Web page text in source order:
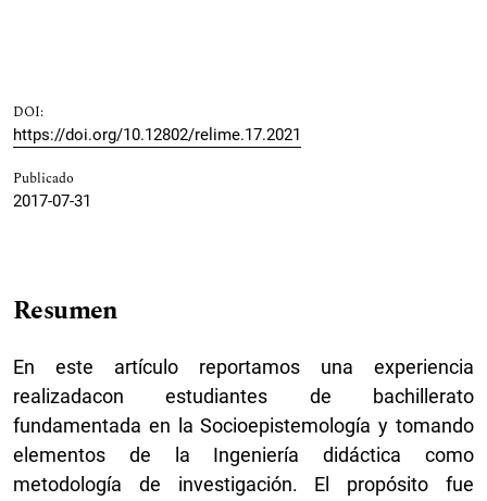
DOI:
https://doi.org/10.12802/relime.17.2021
Publicado
2017-07-31
Resumen
En este artículo reportamos una experiencia
realizadacon estudiantes de bachillerato
fundamentada en la Socioepistemología y tomando
elementos de la Ingeniería didáctica como
metodología de investigación. El propósito fue